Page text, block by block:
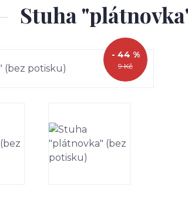
Stuha
9 Kč
- 44 %